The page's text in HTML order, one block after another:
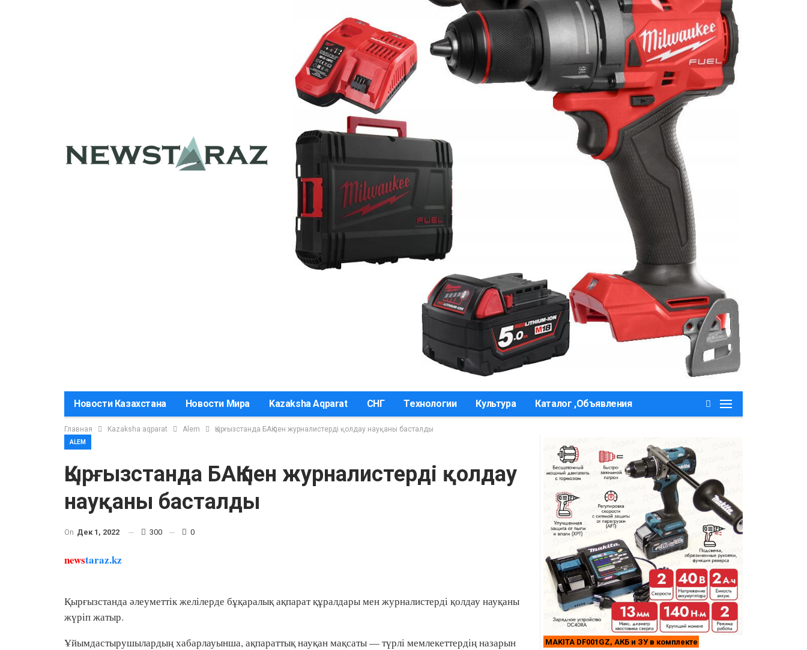
Новости Казахстана Новости Мира Kazaksha Aqparat СНГ Технологии Культура Каталог ,Объявления
Главная Kazaksha aqparat Alem Қырғызстанда БАҚ пен журналистерді қолдау науқаны басталды
ALEM
Қырғызстанда БАҚ пен журналистерді қолдау
науқаны басталды
On Дек 1, 2022 300 0
newstaraz.kz
Қырғызстанда әлеуметтік желілерде бұқаралық ақпарат құралдары мен журналистерді қолдау науқаны
жүріп жатыр.
Ұйымдастырушылардың хабарлауынша, ақпараттық науқан мақсаты — түрлі мемлекеттердің назарын
MAKITA DF001GZ, АКБ и ЗУ в комплекте